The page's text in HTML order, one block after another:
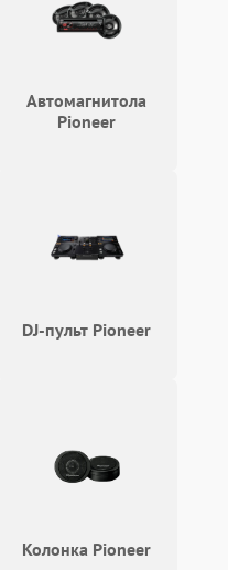
Автомагнитола
Pioneer
DJ-пульт Pioneer
Колонка Pioneer